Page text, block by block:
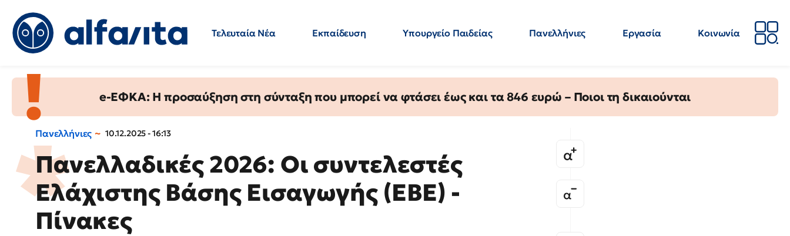
Τελευταία Νέα Εκπαίδευση Υπουργείο Παιδείας Πανελλήνιες Εργασία
Κοινωνία
e-ΕΦΚΑ: Η προσαύξηση στη σύνταξη που μπορεί να φτάσει έως και τα 846 ευρώ – Ποιοι τη δικαιούνται
Πανελλήνιες 10.12.2025 - 16:13
Πανελλαδικές 2026: Οι συντελεστές
Ελάχιστης Βάσης Εισαγωγής (EBE) -
Πίνακες